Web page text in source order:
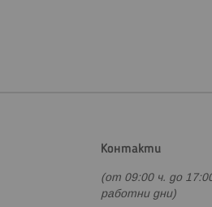
Контакти
(от 09:00 ч. до
работни дни)